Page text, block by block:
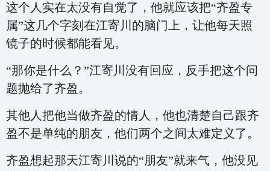
这个人实在太没有自觉了，他就应该把“齐盈专
属”这几个字刻在江寄川的脑门上，让他每天照
镜子的时候都能看见。
“那你是什么？”江寄川没有回应，反手把这个问
题抛给了齐盈。
其他人把他当做齐盈的情人，他也清楚自己跟齐
盈不是单纯的朋友，他们两个之间太难定义了。
齐盈想起那天江寄川说的“朋友”就来气，他没见